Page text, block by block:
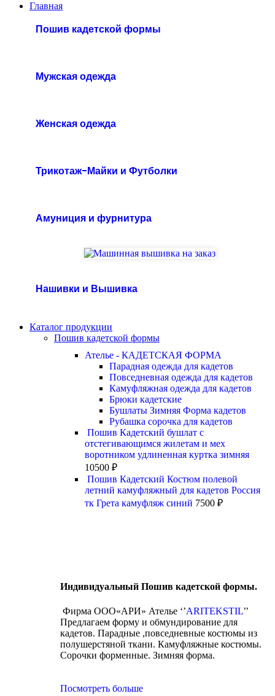
Главная
Пошив кадетской формы
Мужская одежда
Женская одежда
Трикотаж-Майки и Футболки
Амуниция и фурнитура
Нашивки и Вышивка
Каталог продукции
Пошив кадетской формы
Ателье - КАДЕТСКАЯ ФОРМА
Парадная одежда для кадетов
Повседневная одежда для кадетов
Камуфляжная одежда для кадетов
Брюки кадетские
Бушлаты Зимняя Форма кадетов
Рубашка сорочка для кадетов
Пошив Кадетский бушлат с
отстегивающимся жилетам и мех
воротником удлиненная куртка зимняя
10500 ₽
Пошив Кадетский Костюм полевой
летний камуфляжный для кадетов Россия
тк Грета камуфляж синий 7500 ₽
Индивидуальный Пошив кадетской формы.
Фирма ООО«АРИ» Ателье ‘’ARITEKSTIL’’
Предлагаем форму и обмундирование для
кадетов. Парадные ,повседневные костюмы из
полушерстяной ткани. Камуфляжные костюмы.
Сорочки форменные. Зимняя форма.
Посмотреть больше